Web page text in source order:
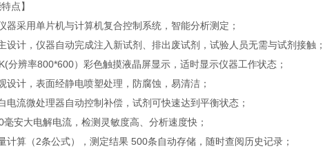
点】
器采用单片机与计算机复合控制系统，智能分析测定；
设计，仪器自动完成注入新试剂、排出废试剂，试验人员无需与试剂接触；
分辨率800*600）彩色触摸液晶屏显示，适时显示仪器工作状态；
设计，表面经静电喷塑处理，防腐蚀，易清洁；
电流微处理器自动控制补偿，试剂可快速达到平衡状态；
毫安大电解电流，检测灵敏度高、分析速度快；
计算（2条公式），测定结果 500条自动存储，随时查阅历史记录；